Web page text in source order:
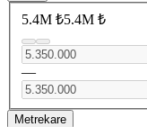
5.4M ₺5.4M ₺
—
Metrekare